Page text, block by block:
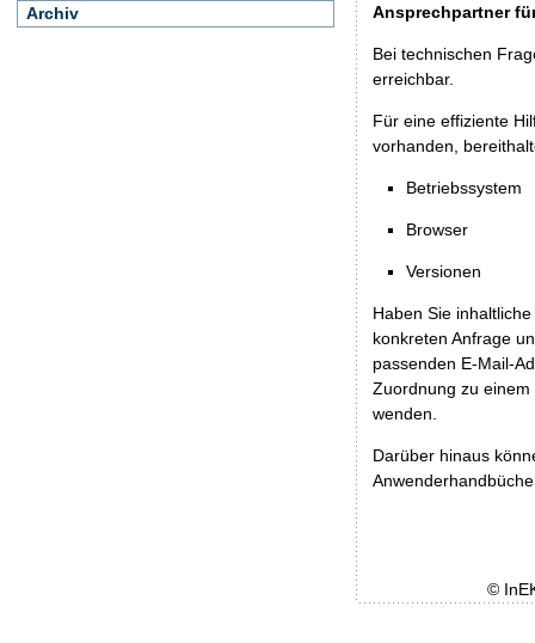
Ansprechpartner
Bei technischen
erreichbar.
Für eine effiziente
vorhanden,
Betriebssystem
Browser
Versionen
Haben Sie
konkreten Anfrage
passenden E-Mail-
Zuordnung zu
wenden.
Darüber hinaus
Archiv
©